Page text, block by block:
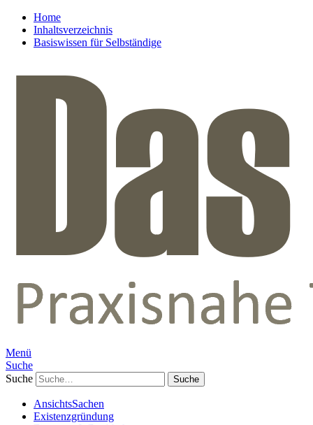
Home
Inhaltsverzeichnis
Basiswissen für Selbständige
Menü
Suche
Suche
AnsichtsSachen
Existenzgründung